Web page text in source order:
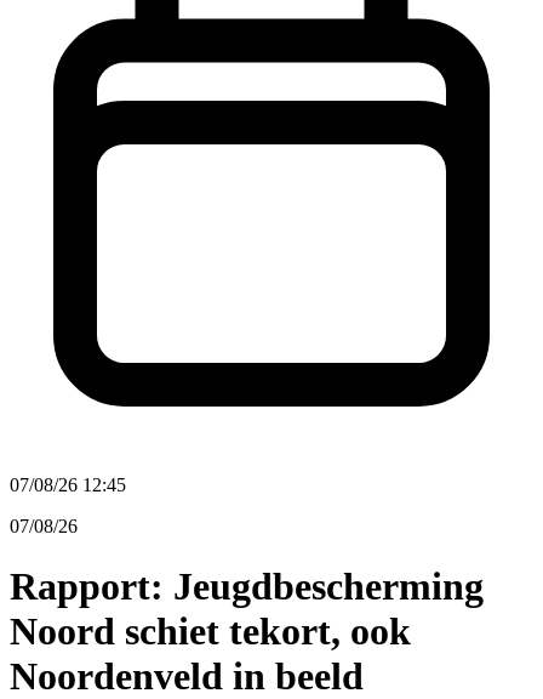
07/08/26 12:45
07/08/26
Rapport: Jeugdbescherming
Noord schiet tekort, ook
Noordenveld in beeld